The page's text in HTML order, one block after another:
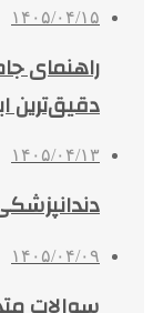
۱۴۰۵/۰۴/۱۵
راهنمای
دقیق‌ترین
۱۴۰۵/۰۴/۱۳
۱۴۰۵/۰۴/۰۹